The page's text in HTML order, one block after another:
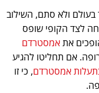
ולא סתם, השילוב
לצד הקופי שופס
אתאמסטרדם
אם תחליטו להגיע
אמסטרדם, כי זו